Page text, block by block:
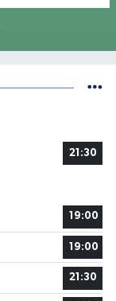
21:30
19:00
19:00
21:30